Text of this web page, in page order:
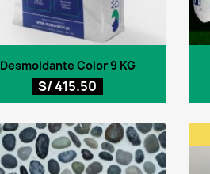
Vista rápida
Desmoldante Color 9 KG
S/ 415.50